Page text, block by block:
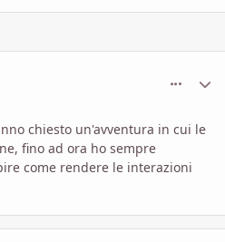
chiesto un'avventura in cui le
fino ad ora ho sempre
come rendere le interazioni